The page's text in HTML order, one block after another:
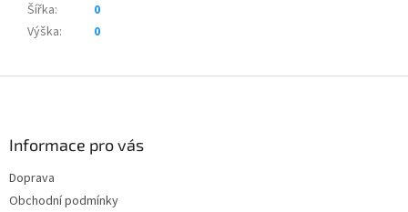
Šířka:
0
Výška: 0
Informace pro vás
Doprava
Obchodní podmínky